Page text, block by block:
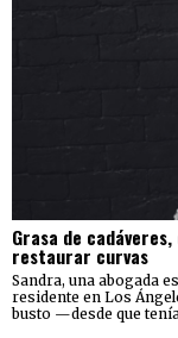
Grasa de
restaurar curvas
Sandra, una abogada
residente en Los
busto —desde que